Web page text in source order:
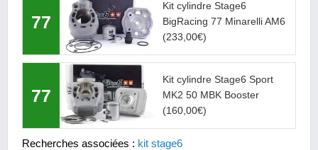
77
Kit cylindre Stage6
BigRacing 77 Minarelli AM6
(233,00€)
77
Kit cylindre Stage6 Sport
MK2 50 MBK Booster
(160,00€)
Recherches associées : kit stage6